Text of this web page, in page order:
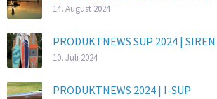
14. August 2024
PRODUKTNEWS SUP 2024 |
10. Juli 2024
PRODUKTNEWS 2024 | I-SUP